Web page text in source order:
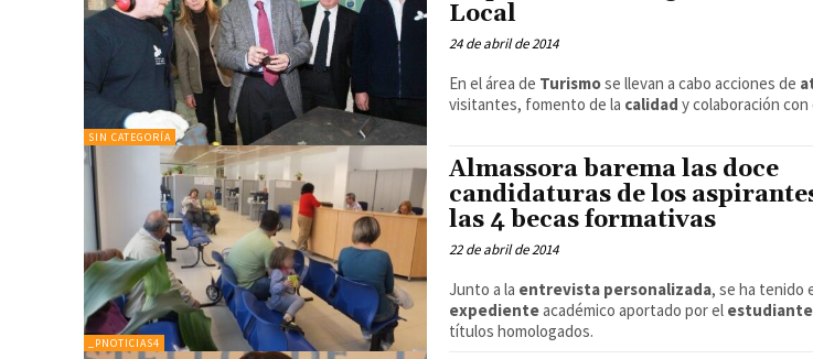
SIN CATEGORÍA
Local
24 de abril de 2014
En el área de Turismose llevan a cabo acciones de
visitantes, fomento de la calidad y colaboración
_PNOTICIAS4
Almassora barema las doce
candidaturas de los
las 4 becas formativas
22 de abril de 2014
Junto a la entrevista personalizada, se ha tenido
expedienteacadémico aportado por el estudiante
títulos homologados.